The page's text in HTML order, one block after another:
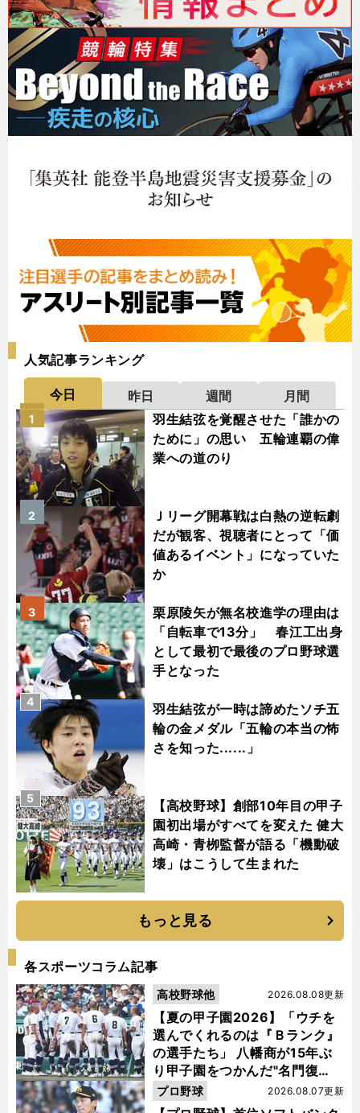
人気記事ランキング
今日 昨日 週間
月間
羽生結弦を覚醒させた「誰かの
ために」の思い 五輪連覇の偉
業への道のり
1
Ｊリーグ開幕戦は白熱の逆転劇
だが観客、視聴者にとって「価
値あるイベント」になっていた
か
2
栗原陵矢が無名校進学の理由は
「自転車で13分」 春江工出身
として最初で最後のプロ野球選
手となった
3
羽生結弦が一時は諦めたソチ五
輪の金メダル「五輪の本当の怖
さを知った......」
4
【高校野球】創部10年目の甲子
園初出場がすべてを変えた 健大
高崎・青栁監督が語る「機動破
壊」はこうして生まれた
5
もっと見る
各スポーツコラム記事
【夏の甲子園2026】「ウチを
選んでくれるのは『Ｂランク』
の選手たち」 八幡商が15年ぶ
り甲子園をつかんだ"名門復
活"の舞台裏
2026.08.08更新
高校野球他
2026.08.07更新
プロ野球